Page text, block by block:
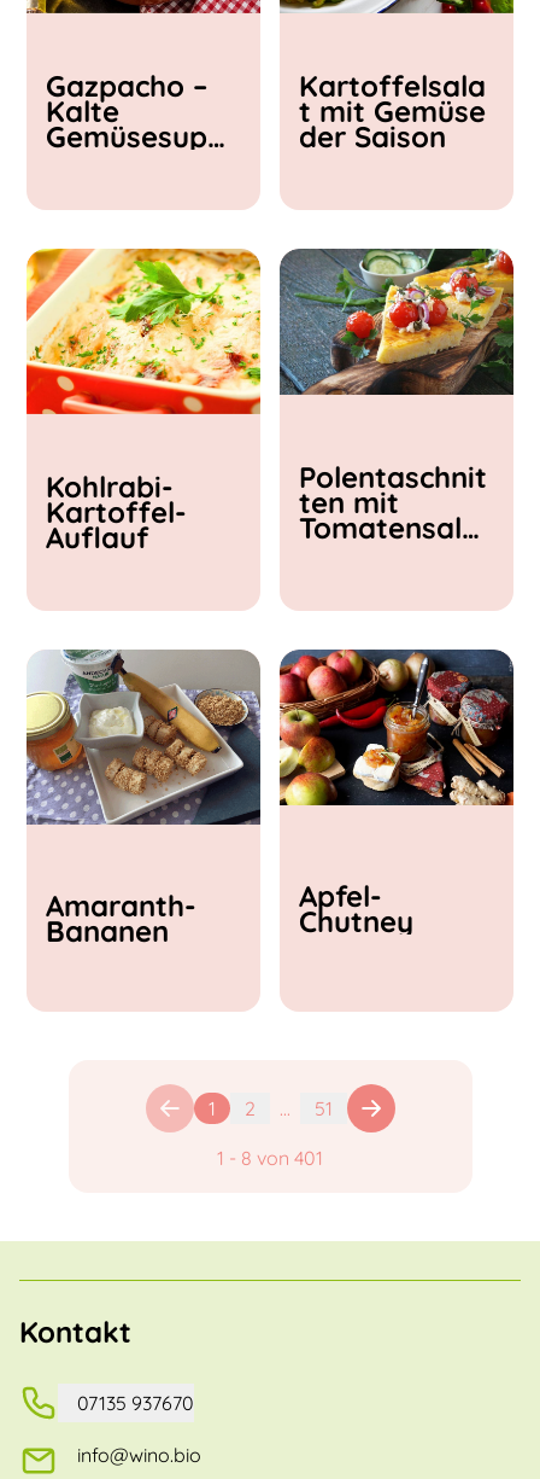
< 15 min
15 - 30 min
30 - 60 min
Gazpacho –
Kalte
Gemüsesupp
Kartoffelsala
t mit Gemüse
der Saison
Kohlrabi-
Kartoffel-
Auflauf
Polentaschnit
ten mit
Tomatensalat
Amaranth-
Bananen
Apfel-
Chutney
1 2 ... 51
1 - 8 von 401
Kontakt
07135 937670
info@wino.bio